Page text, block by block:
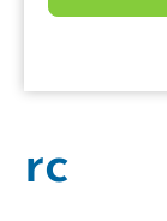
rc